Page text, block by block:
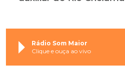
Rádio Som Maior
Clique e ouça ao vivo